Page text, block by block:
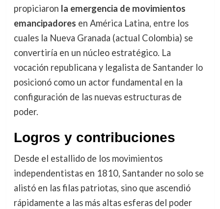
propiciaron la emergencia de movimientos
emancipadores en América Latina, entre los
cuales la Nueva Granada (actual Colombia) se
convertiría en un núcleo estratégico. La
vocación republicana y legalista de Santander lo
posicionó como un actor fundamental en la
configuración de las nuevas estructuras de
poder.
Logros y contribuciones
Desde el estallido de los movimientos
independentistas en 1810, Santander no solo se
alistó en las filas patriotas, sino que ascendió
rápidamente a las más altas esferas del poder